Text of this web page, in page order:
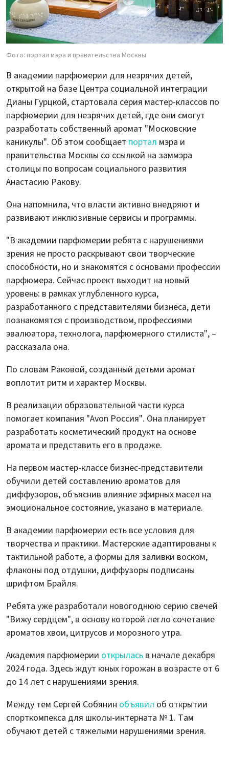
Фото: портал мэра и правительства Москвы
В академии парфюмерии для незрячих детей,
открытой на базе Центра социальной интеграции
Дианы Гурцкой, стартовала серия мастер-классов по
парфюмерии для незрячих детей, где они смогут
разработать собственный аромат "Московские
каникулы". Об этом сообщает портал мэра и
правительства Москвы со ссылкой на заммэра
столицы по вопросам социального развития
Анастасию Ракову.
Она напомнила, что власти активно внедряют и
развивают инклюзивные сервисы и программы.
"В академии парфюмерии ребята с нарушениями
зрения не просто раскрывают свои творческие
способности, но и знакомятся с основами профессии
парфюмера. Сейчас проект выходит на новый
уровень: в рамках углубленного курса,
разработанного с представителями бизнеса, дети
познакомятся с производством, профессиями
эвалюатора, технолога, парфюмерного стилиста", –
рассказала она.
По словам Раковой, созданный детьми аромат
воплотит ритм и характер Москвы.
В реализации образовательной части курса
помогает компания "Avon Россия". Она планирует
разработать косметический продукт на основе
аромата и представить его в продаже.
На первом мастер-классе бизнес-представители
обучили детей составлению ароматов для
диффузоров, объяснив влияние эфирных масел на
эмоциональное состояние, указано в материале.
В академии парфюмерии есть все условия для
творчества и практики. Мастерские адаптированы к
тактильной работе, а формы для заливки воском,
флаконы под отдушки, диффузоры подписаны
шрифтом Брайля.
Ребята уже разработали новогоднюю серию свечей
"Вижу сердцем", в основу которой легло сочетание
ароматов хвои, цитрусов и морозного утра.
Академия парфюмерии открылась в начале декабря
2024 года. Здесь ждут юных горожан в возрасте от 6
до 14 лет с нарушениями зрения.
Между тем Сергей Собянин объявил об открытии
спорткомпекса для школы-интерната № 1. Там
обучают детей с тяжелыми нарушениями зрения.